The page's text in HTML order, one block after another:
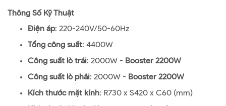
Thông Số Kỹ Thuật
Điện áp: 220-240V/50-60Hz
Tổng công suất: 4400W
Công suất lò trái: 2000W - Booster 2200W
Công suất lò phải: 2000W - Booster 2200W
Kích thước mặt kính: R730 x S420 x C60 (mm)